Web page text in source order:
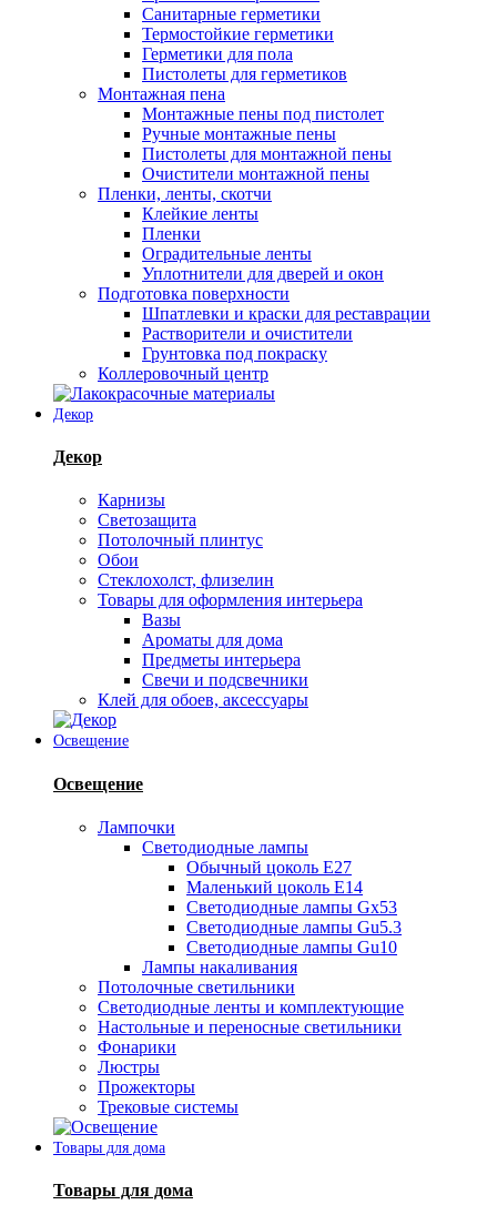
Санитарные герметики
Термостойкие герметики
Герметики для пола
Пистолеты для герметиков
Монтажная пена
Монтажные пены под пистолет
Ручные монтажные пены
Пистолеты для монтажной пены
Очистители монтажной пены
Пленки, ленты, скотчи
Клейкие ленты
Пленки
Оградительные ленты
Уплотнители для дверей и окон
Подготовка поверхности
Шпатлевки и краски для реставрации
Растворители и очистители
Грунтовка под покраску
Коллеровочный центр
Декор
Декор
Карнизы
Светозащита
Потолочный плинтус
Обои
Стеклохолст, флизелин
Товары для оформления интерьера
Вазы
Ароматы для дома
Предметы интерьера
Свечи и подсвечники
Клей для обоев, аксессуары
Освещение
Освещение
Лампочки
Светодиодные лампы
Обычный цоколь Е27
Маленький цоколь Е14
Светодиодные лампы Gx53
Светодиодные лампы Gu5.3
Светодиодные лампы Gu10
Лампы накаливания
Потолочные светильники
Светодиодные ленты и комплектующие
Настольные и переносные светильники
Фонарики
Люстры
Прожекторы
Трековые системы
Товары для дома
Товары для дома